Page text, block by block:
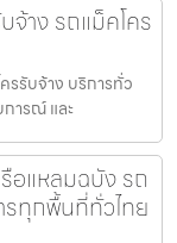
จ้าง รถแม็คโคร
รรับจ้าง บริการทั่ว
ารณ์ และ
อแหลมฉบัง รถ
รทุกพื้นที่ทั่วไทย